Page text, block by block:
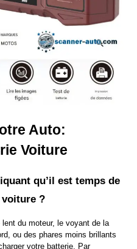
Auto:
Voiture
qu’il est temps de
voiture ?
du moteur, le voyant de la
ou des phares moins brillants
votre batterie. Par